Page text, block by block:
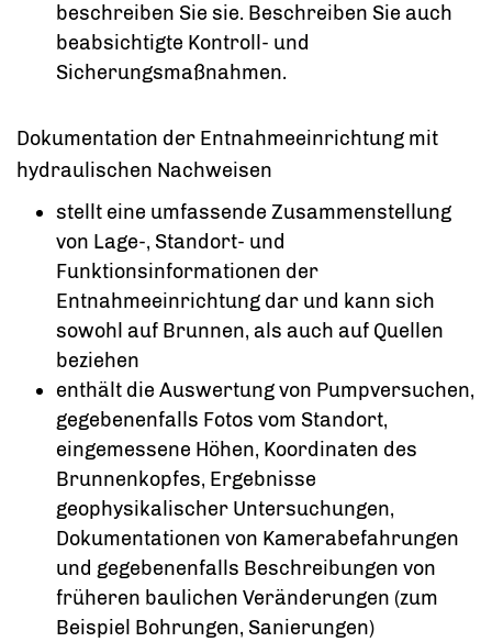
beschreiben Sie sie. Beschreiben Sie auch
beabsichtigte Kontroll- und
Sicherungsmaßnahmen.
Dokumentation der Entnahmeeinrichtung mit
hydraulischen Nachweisen
stellt eine umfassende Zusammenstellung
von Lage-, Standort- und
Funktionsinformationen der
Entnahmeeinrichtung dar und kann sich
sowohl auf Brunnen, als auch auf Quellen
beziehen
enthält die Auswertung von Pumpversuchen,
gegebenenfalls Fotos vom Standort,
eingemessene Höhen, Koordinaten des
Brunnenkopfes, Ergebnisse
geophysikalischer Untersuchungen,
Dokumentationen von Kamerabefahrungen
und gegebenenfalls Beschreibungen von
früheren baulichen Veränderungen (zum
Beispiel Bohrungen, Sanierungen)